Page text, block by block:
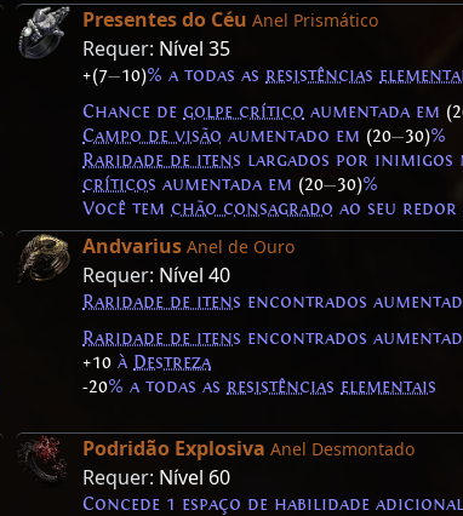
Presentes do Céu Anel Prismático
Requer: Nível 35
+(7—10)% a todas as resistências
Chance de golpe crítico aumentada em
Campo de visão aumentado em (20—30)%
Raridade de itens largados por inimigos
críticos aumentada em (20—30)%
Você tem chão consagrado ao seu
Andvarius Anel de Ouro
Requer: Nível 40
Raridade de itens encontrados
Raridade de itens encontrados
+10 à Destreza
-20% a todas as resistências elementais
Podridão Explosiva Anel Desmontado
Requer: Nível 60
Concede 1 espaço de habilidade adicional